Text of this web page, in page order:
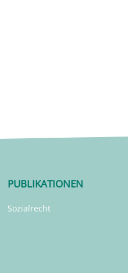
PUBLIKATIONEN
Sozialrecht